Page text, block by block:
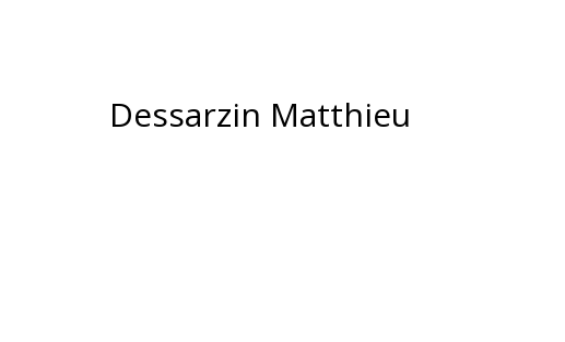
Dessarzin Matthieu